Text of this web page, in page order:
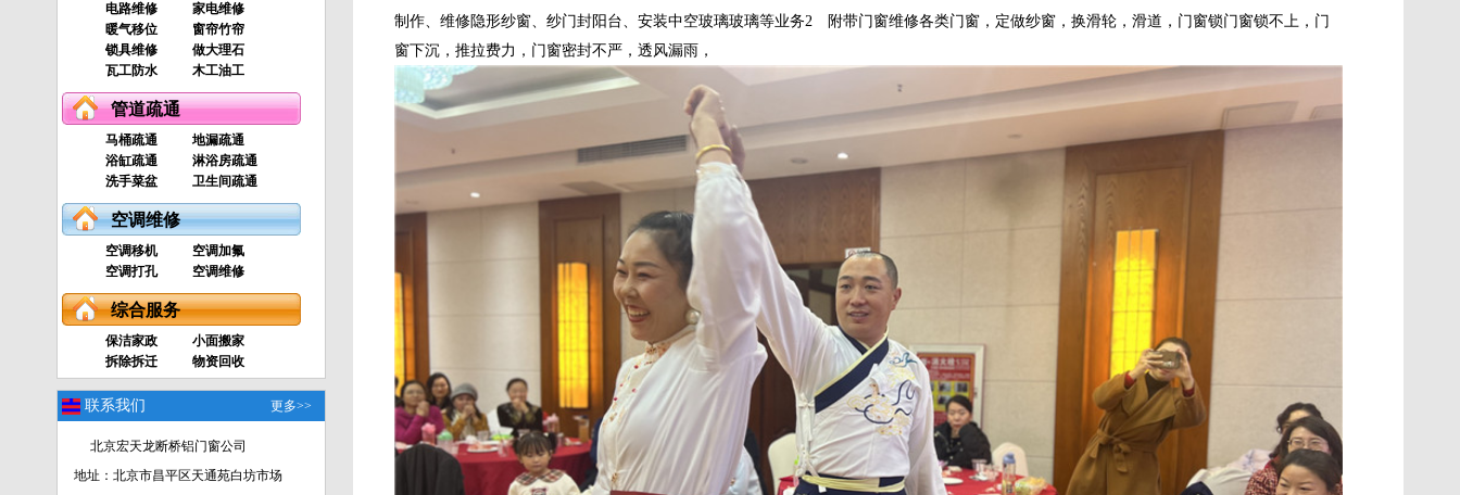
电路维修
家电维修
暖气移位
窗帘竹帘
锁具维修
做大理石
瓦工防水
木工油工
管道疏通
马桶疏通
地漏疏通
浴缸疏通
淋浴房疏通
洗手菜盆
卫生间疏通
空调维修
空调移机
空调加氟
空调打孔
空调维修
综合服务
保洁家政
小面搬家
拆除拆迁
物资回收
联系我们 更多>>
北京宏天龙断桥铝门窗公司
地址：北京市昌平区天通苑白坊市场
制作、维修隐形纱窗、纱门封阳台、安装中空玻璃玻璃等业务2 附带门窗维修各类门窗，定做纱窗，换滑轮，滑道，门窗锁门窗锁不上，门
窗下沉，推拉费力，门窗密封不严，透风漏雨，